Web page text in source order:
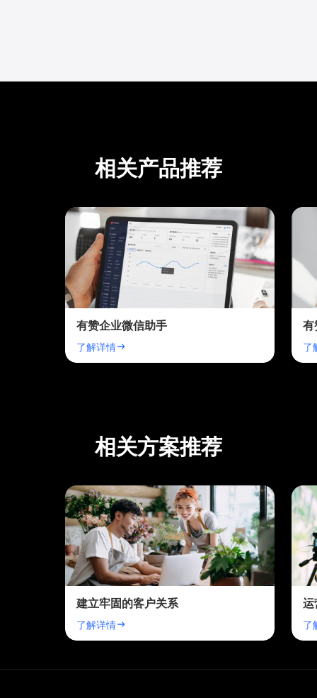
相关产品推荐
有赞企业微信助手
了解详情
有
了
相关方案推荐
建立牢固的客户关系
了解详情
运
了